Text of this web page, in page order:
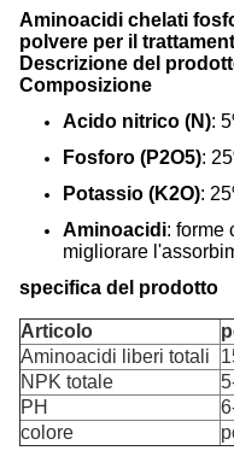
Aminoacidi chelati
polvere per il
Descrizione del
Composizione
Acido nitrico (N):
Fosforo (P2O5):
Potassio (K2O):
Aminoacidi: forme
migliorare
specifica del prodotto
Articolo
Aminoacidi liberi totali
NPK totale
PH
colore